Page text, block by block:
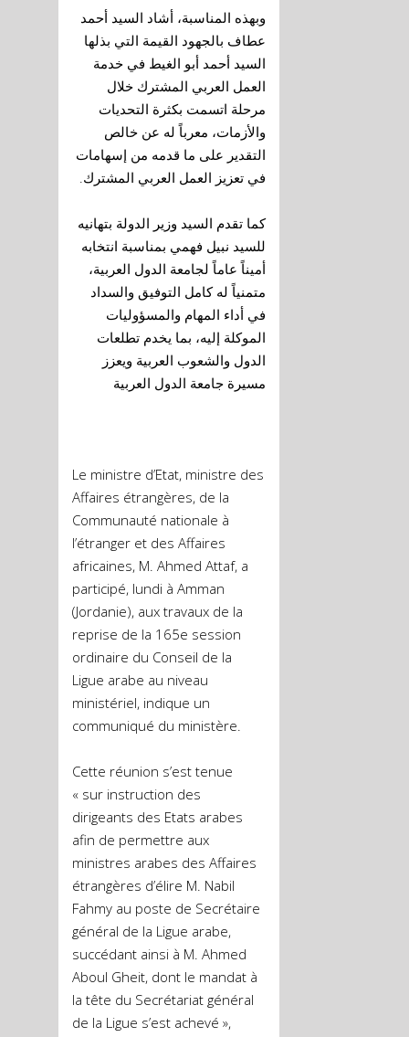
وبهذه المناسبة، أشاد السيد أحمد
عطاف بالجهود القيمة التي بذلها
السيد أحمد أبو الغيط في خدمة
العمل العربي المشترك خلال
مرحلة اتسمت بكثرة التحديات
والأزمات، معرباً له عن خالص
التقدير على ما قدمه من إسهامات
في تعزيز العمل العربي المشترك.
كما تقدم السيد وزير الدولة بتهانيه
للسيد نبيل فهمي بمناسبة انتخابه
أميناً عاماً لجامعة الدول العربية،
متمنياً له كامل التوفيق والسداد
في أداء المهام والمسؤوليات
الموكلة إليه، بما يخدم تطلعات
الدول والشعوب العربية ويعزز
مسيرة جامعة الدول العربية
Le ministre d’Etat, ministre des
Affaires étrangères, de la
Communauté nationale à
l’étranger et des Affaires
africaines, M. Ahmed Attaf, a
participé, lundi à Amman
(Jordanie), aux travaux de la
reprise de la 165e session
ordinaire du Conseil de la
Ligue arabe au niveau
ministériel, indique un
communiqué du ministère.
Cette réunion s’est tenue
« sur instruction des
dirigeants des Etats arabes
afin de permettre aux
ministres arabes des Affaires
étrangères d’élire M. Nabil
Fahmy au poste de Secrétaire
général de la Ligue arabe,
succédant ainsi à M. Ahmed
Aboul Gheit, dont le mandat à
la tête du Secrétariat général
de la Ligue s’est achevé »,